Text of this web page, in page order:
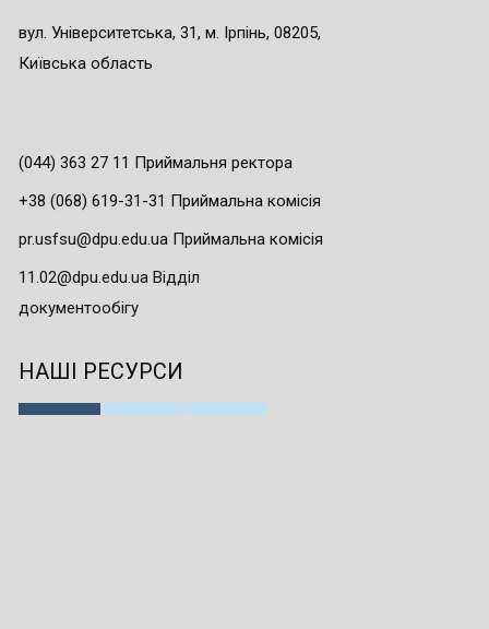
вул. Університетська, 31, м. Ірпінь, 08205,
Київська область
(044) 363 27 11 Приймальня ректора
+38 (068) 619-31-31 Приймальна комісія
pr.usfsu@dpu.edu.ua Приймальна комісія
11.02@dpu.edu.ua Відділ
документообігу
НАШІ РЕСУРСИ